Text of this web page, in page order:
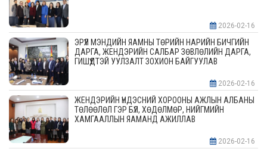
2026-02-16
ЭРҮҮЛ МЭНДИЙН ЯАМНЫ ТӨРИЙН НАРИЙН БИЧГИЙН
ДАРГА, ЖЕНДЭРИЙН САЛБАР ЗӨВЛӨЛИЙН ДАРГА,
ГИШҮҮДТЭЙ УУЛЗАЛТ ЗОХИОН БАЙГУУЛАВ
2026-02-16
ЖЕНДЭРИЙН ҮНДЭСНИЙ ХОРООНЫ АЖЛЫН АЛБАНЫ
ТӨЛӨӨЛӨЛ ГЭР БҮЛ, ХӨДӨЛМӨР, НИЙГМИЙН
ХАМГААЛЛЫН ЯАМАНД АЖИЛЛАВ
2026-02-16